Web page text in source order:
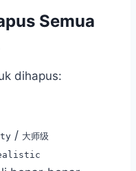
Semua
dihapus:
/ 大师级